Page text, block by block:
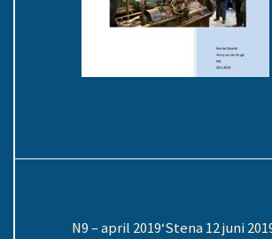
N9 – april 2019‘Stena 12 juni